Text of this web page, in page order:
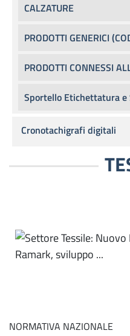
NORMATIVA NAZIONALE
CALZATURE
PRODOTTI GENERICI
PRODOTTI CONNESSI
Sportello Etichettatura e
Cronotachigrafi digitali